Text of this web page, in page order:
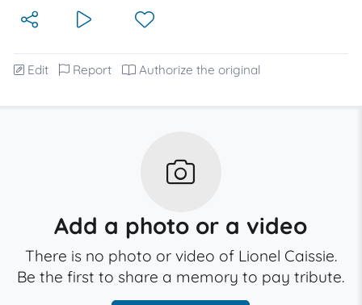
Edit Report Authorize the original
Add a photo or a video
There is no photo or video of Lionel Caissie.
Be the first to share a memory to pay tribute.